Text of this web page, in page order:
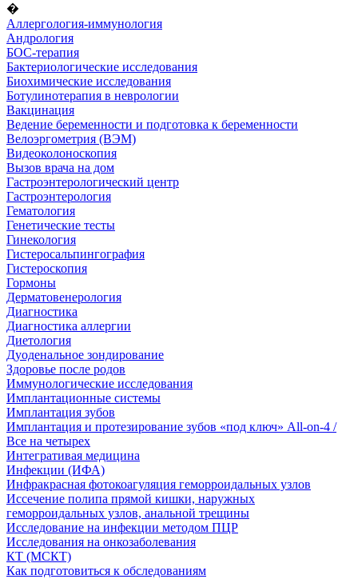
�
Аллергология-иммунология
Андрология
БОС-терапия
Бактериологические исследования
Биохимические исследования
Ботулинотерапия в неврологии
Вакцинация
Ведение беременности и подготовка к беременности
Велоэргометрия (ВЭМ)
Видеоколоноскопия
Вызов врача на дом
Гастроэнтерологический центр
Гастроэнтерология
Гематология
Генетические тесты
Гинекология
Гистеросальпингография
Гистероскопия
Гормоны
Дерматовенерология
Диагностика
Диагностика аллергии
Диетология
Дуоденальное зондирование
Здоровье после родов
Иммунологические исследования
Имплантационные системы
Имплантация зубов
Имплантация и протезирование зубов «под ключ» All-on-4 /
Все на четырех
Интегративая медицина
Инфекции (ИФА)
Инфракрасная фотокоагуляция геморроидальных узлов
Иссечение полипа прямой кишки, наружных
геморроидальных узлов, анальной трещины
Исследование на инфекции методом ПЦР
Исследования на онкозаболевания
КТ (МСКТ)
Как подготовиться к обследованиям